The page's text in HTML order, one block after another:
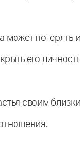
может потерять
его
своим